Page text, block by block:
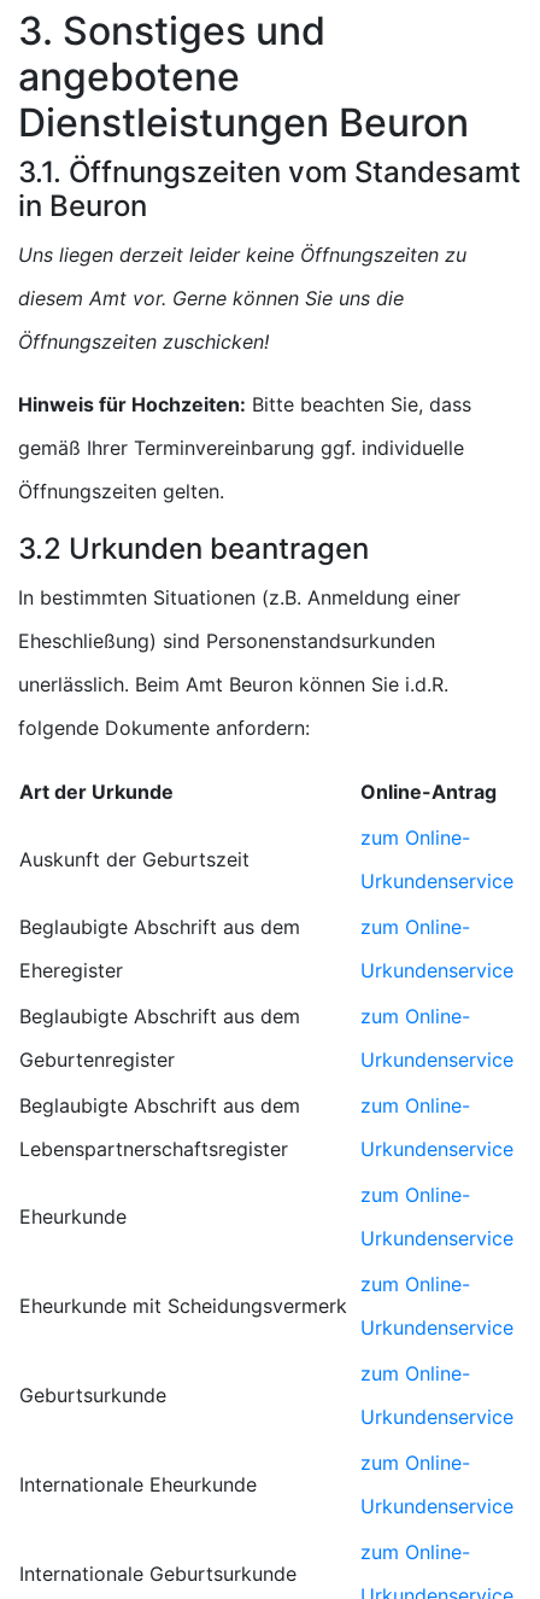
3. Sonstiges und
angebotene
Dienstleistungen Beuron
3.1. Öffnungszeiten vom Standesamt
in Beuron
Uns liegen derzeit leider keine Öffnungszeiten zu
diesem Amt vor. Gerne können Sie uns die
Öffnungszeiten zuschicken!
Hinweis für Hochzeiten: Bitte beachten Sie, dass
gemäß Ihrer Terminvereinbarung ggf. individuelle
Öffnungszeiten gelten.
3.2 Urkunden beantragen
In bestimmten Situationen (z.B. Anmeldung einer
Eheschließung) sind Personenstandsurkunden
unerlässlich. Beim Amt Beuron können Sie i.d.R.
folgende Dokumente anfordern:
Art der Urkunde Online-Antrag
Auskunft der Geburtszeit
zum Online-
Urkundenservice
Beglaubigte Abschrift aus dem
Eheregister
zum Online-
Urkundenservice
Beglaubigte Abschrift aus dem
Geburtenregister
zum Online-
Urkundenservice
Beglaubigte Abschrift aus dem
Lebenspartnerschaftsregister
zum Online-
Urkundenservice
Eheurkunde
zum Online-
Urkundenservice
Eheurkunde mit Scheidungsvermerk
zum Online-
Urkundenservice
Geburtsurkunde
zum Online-
Urkundenservice
Internationale Eheurkunde
zum Online-
Urkundenservice
Internationale Geburtsurkunde
zum Online-